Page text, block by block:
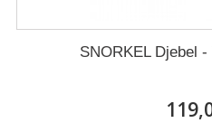
SNORKEL Djebel